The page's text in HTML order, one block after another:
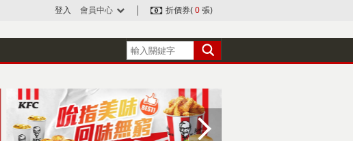
登入 會員中心 折價券( 0 張)